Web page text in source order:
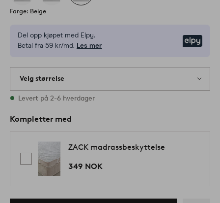
Farge: Beige
Del opp kjøpet med Elpy.
Betal fra 59 kr/md. Les mer
Velg størrelse
Alle størrelser finnes på lager
Levert på 2-6 hverdager
Kompletter med
ZACK madrassbeskyttelse
349 NOK